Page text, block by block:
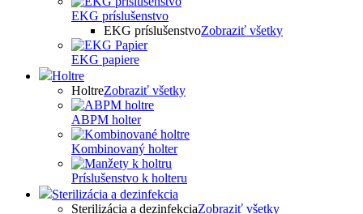
EKG príslušenstvo
EKG príslušenstvoZobraziť všetky
EKG papiere
Holtre
HoltreZobraziť všetky
ABPM holter
Kombinovaný holter
Príslušenstvo k holteru
Sterilizácia a dezinfekcia
Sterilizácia a dezinfekciaZobraziť všetky